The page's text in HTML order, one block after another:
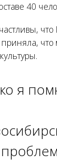
40
что
я